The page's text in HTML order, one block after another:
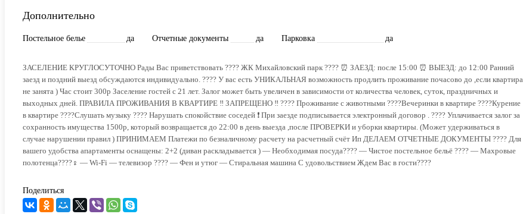
Дополнительно
Постельное белье да Отчетные документы да Парковка да
ЗАСЕЛЕНИЕ КРУГЛОСУТОЧНО Рады Вас приветствовать ???? ЖК Михайловский парк ????️ ⏰ ЗАЕЗД: после 15:00 ⏰ ВЫЕЗД: до 12:00 Ранний
заезд и поздний выезд обсуждаются индивидуально. ???? У вас есть УНИКАЛЬНАЯ возможность продлить проживание почасово до ,если квартира
не занята ) Час стоит 300р Заселение гостей с 21 лет. Залог может быть увеличен в зависимости от количества человек, суток, праздничных и
выходных дней. ПРАВИЛА ПРОЖИВАНИЯ В КВАРТИРЕ ‼️ ЗАПРЕЩЕНО ‼️ ???? Проживание с животными ????Вечеринки в квартире ????Курение
в квартире ????Слушать музыку ???? Нарушать спокойствие соседей ❗ При заезде подписывается электронный договор . ???? Уплачивается залог за
сохранность имущества 1500р, который возвращается до 22:00 в день выезда ,после ПРОВЕРКИ и уборки квартиры. (Может удерживаться в
случае нарушении правил ) ПРИНИМАЕМ Платежи по безналичному расчету на расчетный счёт Ип ДЕЛАЕМ ОТЧЕТНЫЕ ДОКУМЕНТЫ ???? Для
вашего удобства апартаменты оснащены: 2+2 (диван раскладывается ) — Необходимая посуда????️ — Чистое постельное бельё ???? — Махровые
полотенца????‍♀️ — Wi-Fi — телевизор ???? — Фен и утюг — Стиральная машина С удовольствием Ждем Вас в гости????
Поделиться